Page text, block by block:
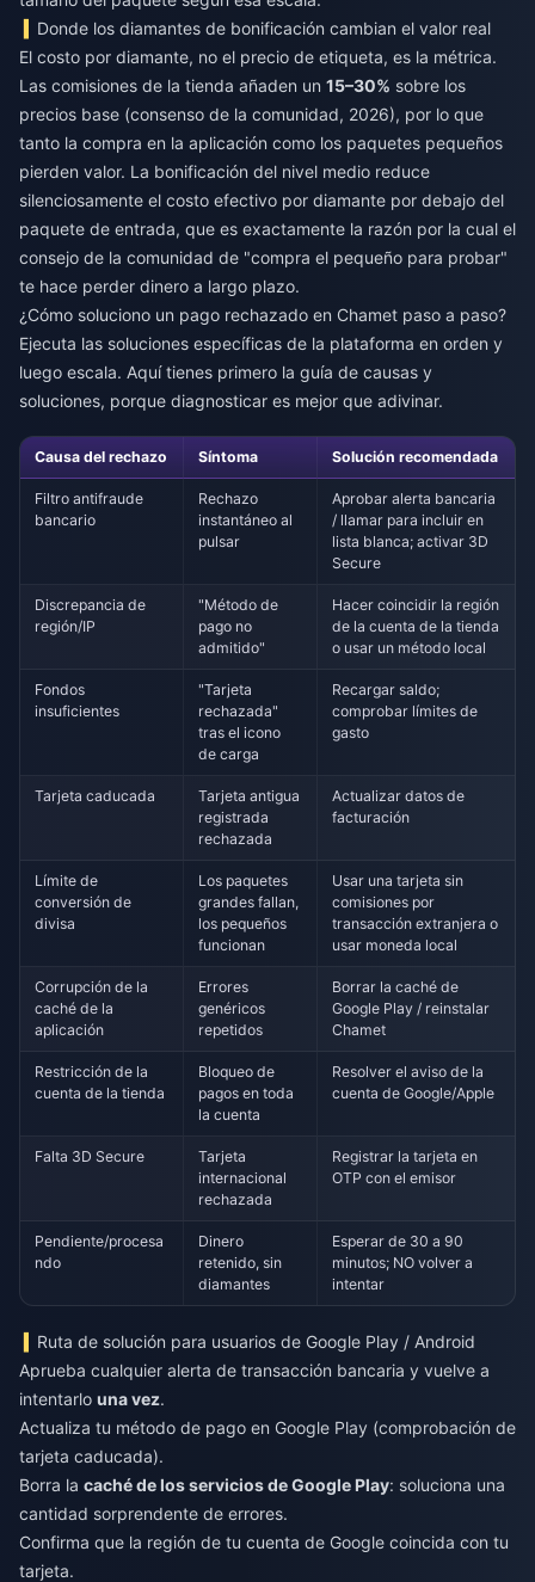
Donde los diamantes de bonificación cambian el valor real
El costo por diamante, no el precio de etiqueta, es la métrica.
Las comisiones de la tienda añaden un 15–30% sobre los
precios base (consenso de la comunidad, 2026), por lo que
tanto la compra en la aplicación como los paquetes pequeños
pierden valor. La bonificación del nivel medio reduce
silenciosamente el costo efectivo por diamante por debajo del
paquete de entrada, que es exactamente la razón por la cual el
consejo de la comunidad de "compra el pequeño para probar"
te hace perder dinero a largo plazo.
¿Cómo soluciono un pago rechazado en Chamet paso a paso?
Ejecuta las soluciones específicas de la plataforma en orden y
luego escala. Aquí tienes primero la guía de causas y
soluciones, porque diagnosticar es mejor que adivinar.
Causa del rechazo Síntoma Solución recomendada
Filtro antifraude
bancario
Rechazo
instantáneo al
pulsar
Aprobar alerta bancaria
/ llamar para incluir en
lista blanca; activar 3D
Secure
Discrepancia de
región/IP
"Método de
pago no
admitido"
Hacer coincidir la región
de la cuenta de la tienda
o usar un método local
Fondos
insuficientes
"Tarjeta
rechazada"
tras el icono
de carga
Recargar saldo;
comprobar límites de
gasto
Tarjeta caducada
Tarjeta antigua
registrada
rechazada
Actualizar datos de
facturación
Límite de
conversión de
divisa
Los paquetes
grandes fallan,
los pequeños
funcionan
Usar una tarjeta sin
comisiones por
transacción extranjera o
usar moneda local
Corrupción de la
caché de la
aplicación
Errores
genéricos
repetidos
Borrar la caché de
Google Play / reinstalar
Chamet
Restricción de la
cuenta de la tienda
Bloqueo de
pagos en toda
la cuenta
Resolver el aviso de la
cuenta de Google/Apple
Falta 3D Secure
Tarjeta
internacional
rechazada
Registrar la tarjeta en
OTP con el emisor
Pendiente/procesa
ndo
Dinero
retenido, sin
diamantes
Esperar de 30 a 90
minutos; NO volver a
intentar
Ruta de solución para usuarios de Google Play / Android
Aprueba cualquier alerta de transacción bancaria y vuelve a
intentarlo una vez.
Actualiza tu método de pago en Google Play (comprobación de
tarjeta caducada).
Borra la caché de los servicios de Google Play: soluciona una
cantidad sorprendente de errores.
Confirma que la región de tu cuenta de Google coincida con tu
tarjeta.